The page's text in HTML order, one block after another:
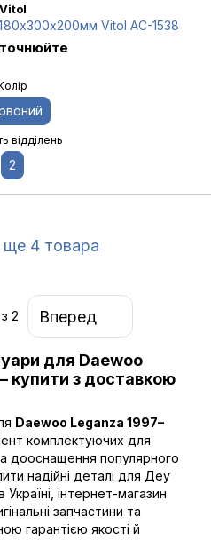
Vitol
Vitol AC-1538
відділень
2
ще 4 товара
з 2 Вперед
для Daewoo
купити з доставкою
Daewoo Leganza 1997–
комплектуючих для
дооснащення популярного
надійні деталі для Деу
інтернет-магазин
запчастини та
гарантією якості й